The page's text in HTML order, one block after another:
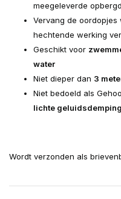
meegeleverde
Vervang de
hechtende werking
Geschikt voor
water
Niet dieper dan 3
Niet bedoeld als
lichte geluidsdemping
Wordt verzonden als